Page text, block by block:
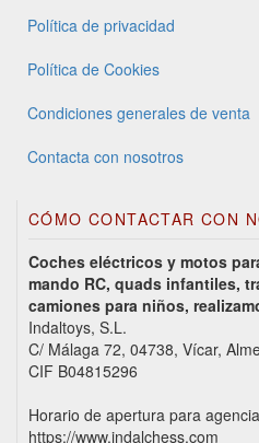
Política de privacidad
Política de Cookies
Condiciones generales de venta
Contacta con nosotros
CÓMO CONTACTAR CON
Coches eléctricos y motos
mando RC, quads infantiles,
camiones para niños,
Indaltoys, S.L.
C/ Málaga 72, 04738, Vícar,
CIF B04815296
Horario de apertura para
https://www.indalchess.com